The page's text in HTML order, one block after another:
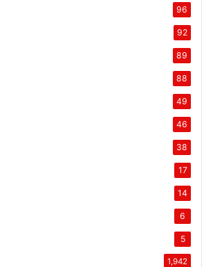
96
92
89
88
49
46
38
17
14
6
5
1,942